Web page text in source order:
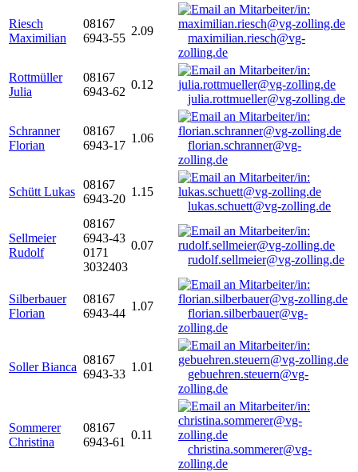
Riesch
Maximilian
08167
6943-55
2.09
maximilian.riesch@vg-
zolling.de
Rottmüller
Julia
08167
6943-62
0.12
julia.rottmueller@vg-zolling.de
Schranner
Florian
08167
6943-17
1.06
florian.schranner@vg-
zolling.de
Schütt Lukas
08167
6943-20
1.15
lukas.schuett@vg-zolling.de
Sellmeier
Rudolf
08167
6943-43
0171
3032403
0.07
rudolf.sellmeier@vg-zolling.de
Silberbauer
Florian
08167
6943-44
1.07
florian.silberbauer@vg-
zolling.de
Soller Bianca
08167
6943-33
1.01
gebuehren.steuern@vg-
zolling.de
Sommerer
Christina
08167
6943-61
0.11
christina.sommerer@vg-
zolling.de